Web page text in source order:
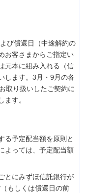
び償還日（中途解約の
お客さまからご指定い
元本に組み入れる（信
します。3月・9月の各
取り扱いしたご契約に
す。
る予定配当額を原則と
よっては、予定配当額
とにみずほ信託銀行が
もしくは償還日の前